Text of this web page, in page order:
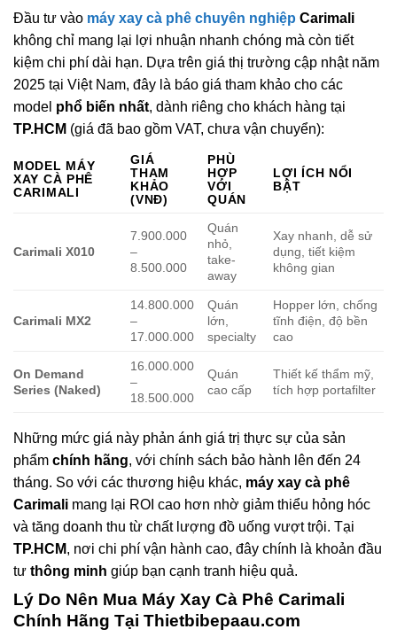
Đầu tư vào máy xay cà phê chuyên nghiệp Carimali
không chỉ mang lại lợi nhuận nhanh chóng mà còn tiết
kiệm chi phí dài hạn. Dựa trên giá thị trường cập nhật năm
2025 tại Việt Nam, đây là báo giá tham khảo cho các
model phổ biến nhất, dành riêng cho khách hàng tại
TP.HCM (giá đã bao gồm VAT, chưa vận chuyển):
MODEL MÁY
XAY CÀ PHÊ
CARIMALI
GIÁ
THAM
KHẢO
(VNĐ)
PHÙ
HỢP
VỚI
QUÁN
LỢI ÍCH NỔI
BẬT
Carimali X010
7.900.000
–
8.500.000
Quán
nhỏ,
take-
away
Xay nhanh, dễ sử
dụng, tiết kiệm
không gian
Carimali MX2
14.800.000
–
17.000.000
Quán
lớn,
specialty
Hopper lớn, chống
tĩnh điện, độ bền
cao
On Demand
Series (Naked)
16.000.000
–
18.500.000
Quán
cao cấp
Thiết kế thẩm mỹ,
tích hợp portafilter
Những mức giá này phản ánh giá trị thực sự của sản
phẩm chính hãng, với chính sách bảo hành lên đến 24
tháng. So với các thương hiệu khác, máy xay cà phê
Carimali mang lại ROI cao hơn nhờ giảm thiểu hỏng hóc
và tăng doanh thu từ chất lượng đồ uống vượt trội. Tại
TP.HCM, nơi chi phí vận hành cao, đây chính là khoản đầu
tư thông minh giúp bạn cạnh tranh hiệu quả.
Lý Do Nên Mua Máy Xay Cà Phê Carimali
Chính Hãng Tại Thietbibepaau.com